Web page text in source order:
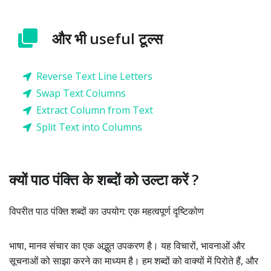
और भी useful टूल्स
Reverse Text Line Letters
Swap Text Columns
Extract Column from Text
Split Text into Columns
क्यों पाठ पंक्ति के शब्दों को उल्टा करें ?
विपरीत पाठ पंक्ति शब्दों का उपयोग: एक महत्वपूर्ण दृष्टिकोण
भाषा, मानव संचार का एक अद्भुत उपकरण है। यह विचारों, भावनाओं और
सूचनाओं को साझा करने का माध्यम है। हम शब्दों को वाक्यों में पिरोते हैं, और